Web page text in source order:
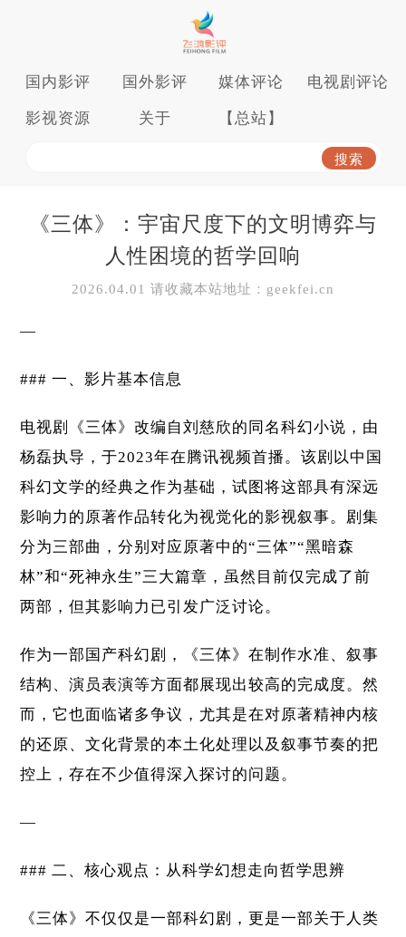
国内影评 国外影评 媒体评论 电视剧评论
影视资源 关于 【总站】
《三体》：宇宙尺度下的文明博弈与
人性困境的哲学回响
2026.04.01 请收藏本站地址：geekfei.cn
—
### 一、影片基本信息
电视剧《三体》改编自刘慈欣的同名科幻小说，由
杨磊执导，于2023年在腾讯视频首播。该剧以中国
科幻文学的经典之作为基础，试图将这部具有深远
影响力的原著作品转化为视觉化的影视叙事。剧集
分为三部曲，分别对应原著中的“三体”“黑暗森
林”和“死神永生”三大篇章，虽然目前仅完成了前
两部，但其影响力已引发广泛讨论。
作为一部国产科幻剧，《三体》在制作水准、叙事
结构、演员表演等方面都展现出较高的完成度。然
而，它也面临诸多争议，尤其是在对原著精神内核
的还原、文化背景的本土化处理以及叙事节奏的把
控上，存在不少值得深入探讨的问题。
—
### 二、核心观点：从科学幻想走向哲学思辨
《三体》不仅仅是一部科幻剧，更是一部关于人类